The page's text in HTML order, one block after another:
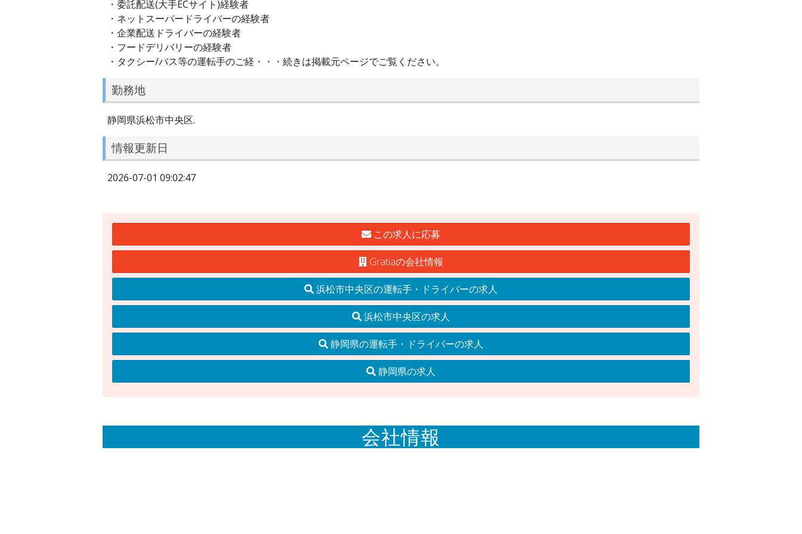
・委託配送(大手ECサイト)経験者
・ネットスーパードライバーの経験者
・企業配送ドライバーの経験者
・フードデリバリーの経験者
・タクシー/バス等の運転手のご経・・・続きは掲載元ページでご覧ください。
勤務地
静岡県浜松市中央区.
情報更新日
2026-07-01 09:02:47
この求人に応募
Gratiaの会社情報
浜松市中央区の運転手・ドライバーの求人
浜松市中央区の求人
静岡県の運転手・ドライバーの求人
静岡県の求人
会社情報